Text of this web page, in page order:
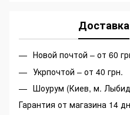
Доставка
Новой почтой – от 60
Укрпочтой – от 40 грн.
Шоурум (Киев, м.
Гарантия от магазина 14